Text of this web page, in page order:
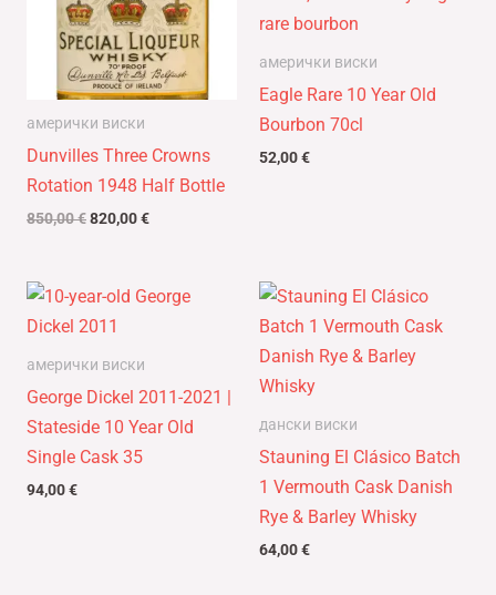
амерички виски
Dunvilles Three Crowns
Rotation 1948 Half Bottle
850,00€820,00€
амерички виски
Eagle Rare 10 Year Old
Bourbon 70cl
52,00€
амерички виски
George Dickel 2011-2021 |
Stateside 10 Year Old
Single Cask 35
94,00€
дански виски
Stauning El Clásico Batch
1 Vermouth Cask Danish
Rye & Barley Whisky
64,00€